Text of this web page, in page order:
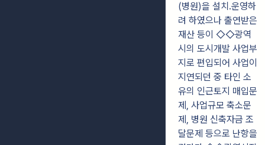
(병원)을 설치 ․운영하
려 하였으나 출연받은
재산 등이 ◇◇광역
시의 도시개발 사업부
지로 편입되어 사업이
지연되던 중 타인 소
유의 인근토지 매입문
제, 사업규모 축소문
제, 병원 신축자금 조
달문제 등으로 난항을